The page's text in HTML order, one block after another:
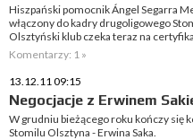
Hiszpański pomocnik Ángel Segarra
włączony do kadry drugoligowego
Olsztyński klub czeka teraz na
Komentarzy: 1 »
13.12.11 09:15
Negocjacje z Erwinem
W grudniu bieżącego roku kończy się
Stomilu Olsztyna - Erwina Saka.